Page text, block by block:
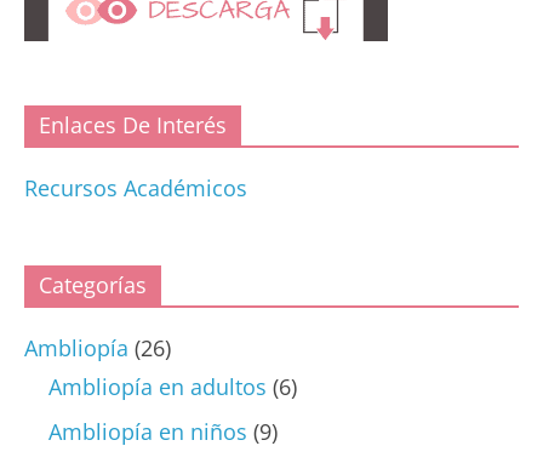
Enlaces De Interés
Recursos Académicos
Categorías
Ambliopía (26)
Ambliopía en adultos (6)
Ambliopía en niños (9)